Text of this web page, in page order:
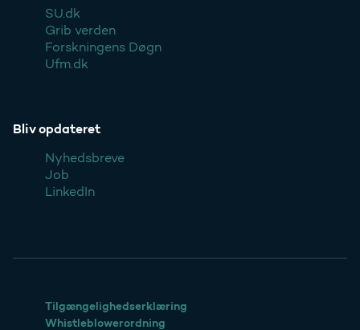
SU.dk
Grib verden
Forskningens Døgn
Ufm.dk
Bliv opdateret
Nyhedsbreve
Job
LinkedIn
Tilgængelighedserklæring
Whistleblowerordning